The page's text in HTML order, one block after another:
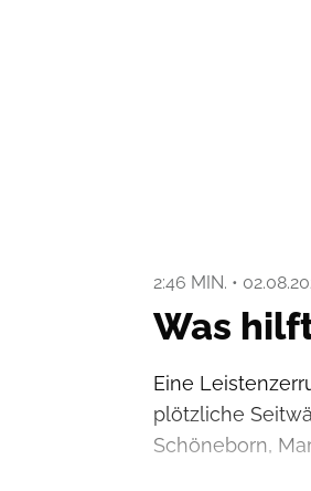
2:46 MIN. •
Was
Eine
plötzliche
Schöneborn,